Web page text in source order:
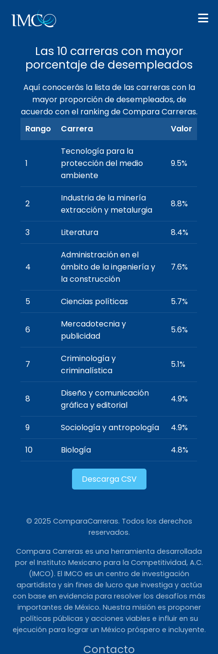
← Volver a las 10 más
Las 10 carreras con mayor
porcentaje de desempleados
Aquí conocerás la lista de las carreras con la
mayor proporción de desempleados, de
acuerdo con el ranking de Compara Carreras.
Rango
Carrera Valor
1
Tecnología para la
protección del medio
ambiente
9.5%
2
Industria de la minería
extracción y metalurgia
8.8%
3 Literatura 8.4%
4
Administración en el
ámbito de la ingeniería y
la construcción
7.6%
5 Ciencias políticas 5.7%
6
Mercadotecnia y
publicidad
5.6%
7
Criminología y
criminalística
5.1%
8
Diseño y comunicación
gráfica y editorial
4.9%
9 Sociología y antropología
4.9%
10
Biología 4.8%
Descarga CSV
© 2025 ComparaCarreras. Todos los derechos
reservados.
Compara Carreras es una herramienta desarrollada
por el Instituto Mexicano para la Competitividad, A.C.
(IMCO). El IMCO es un centro de investigación
apartidista y sin fines de lucro que investiga y actúa
con base en evidencia para resolver los desafíos más
importantes de México. Nuestra misión es proponer
políticas públicas y acciones viables e influir en su
ejecución para lograr un México próspero e incluyente.
Contacto